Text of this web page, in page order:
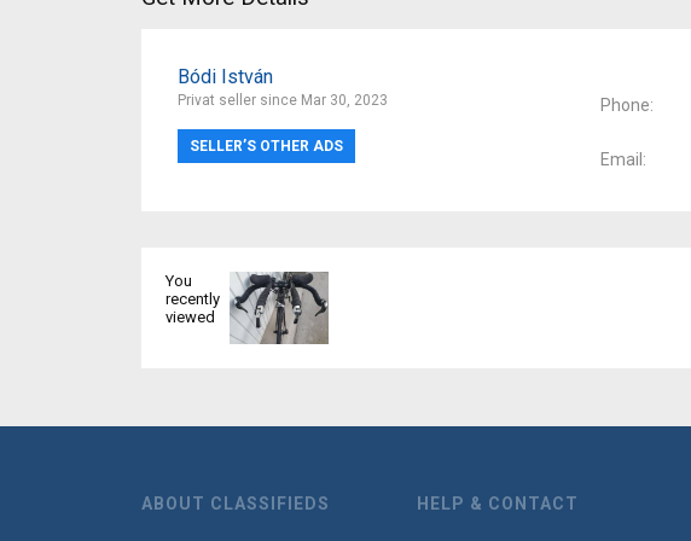
Bódi István
Privat seller since Mar 30, 2023
SELLER’S OTHER ADS
Phone
Email
You
recently
viewed
ABOUT CLASSIFIEDS HELP & CONTACT